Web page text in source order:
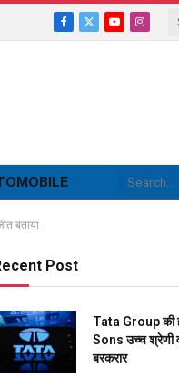
Facebook
X
YouTube
बताया
Post
Tata Group की
Sons उच्च श्रेणी
बरकरार